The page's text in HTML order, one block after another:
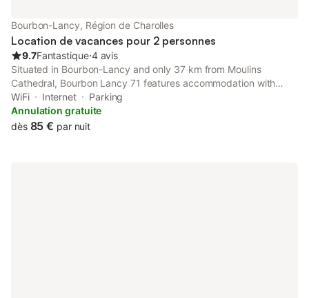
Bourbon-Lancy, Région de Charolles
Location de vacances pour 2 personnes
9.7Fantastique⋅4 avis
Situated in Bourbon-Lancy and only 37 km from Moulins
Cathedral, Bourbon Lancy 71 features accommodation with
garden views, free WiFi and free private parking.
WiFi Internet
Parking
Annulation gratuite
dès 85 € par nuit